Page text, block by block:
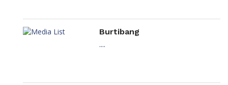
Burtibang
....